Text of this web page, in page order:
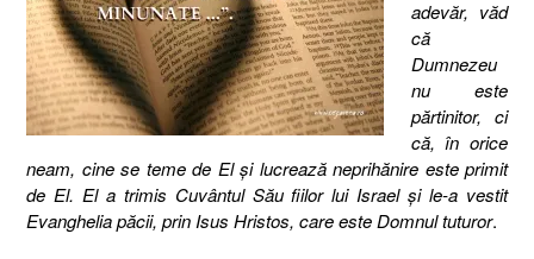
adevăr, văd
că
Dumnezeu
nu este
părtinitor, ci
că, în orice
neam, cine se teme de El şi lucrează neprihănire este primit
de El. El a trimis Cuvântul Său fiilor lui Israel şi le-a vestit
Evanghelia păcii, prin Isus Hristos, care este Domnul tuturor.